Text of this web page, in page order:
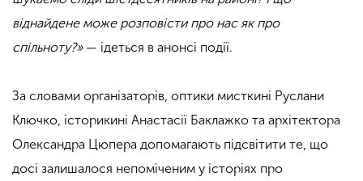
віднайдене може розповісти про нас як про
спільноту?»— ідеться в анонсі події.
За словами організаторів, оптики мисткині Руслани
Ключко, історикині Анастасії Баклажко та архітектора
Олександра Цюпера допомагають підсвітити те, що
досі залишалося непоміченим у історіях про